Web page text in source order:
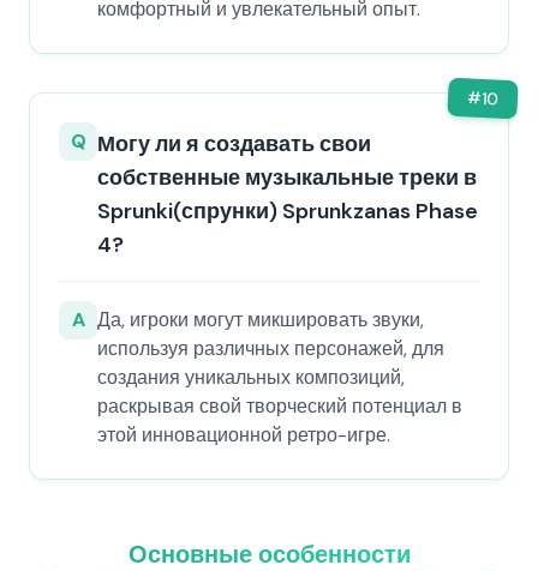
комфортный и увлекательный опыт.
#10
Q Могу ли я создавать свои
собственные музыкальные треки в
Sprunki(спрунки) Sprunkzanas Phase
4?
A Да, игроки могут микшировать звуки,
используя различных персонажей, для
создания уникальных композиций,
раскрывая свой творческий потенциал в
этой инновационной ретро-игре.
Основные особенности